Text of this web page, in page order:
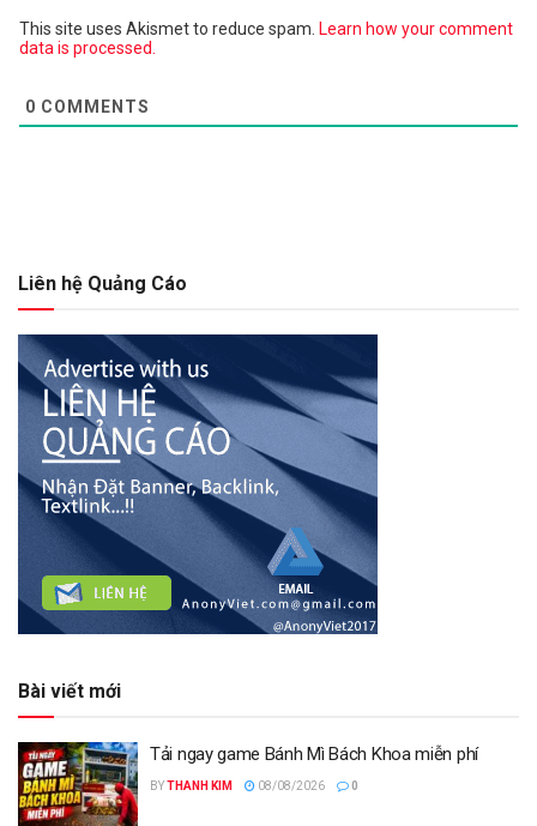
This site uses Akismet to reduce spam. Learn how your comment
data is processed.
0 COMMENTS
Liên hệ Quảng Cáo
Bài viết mới
Tải ngay game Bánh Mì Bách Khoa miễn phí
BYTHANH KIM 08/08/2026 0